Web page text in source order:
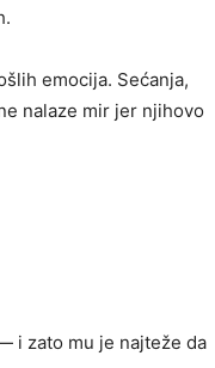
emocija. Sećanja,
nalaze mir jer njihovo
i zato mu je najteže da